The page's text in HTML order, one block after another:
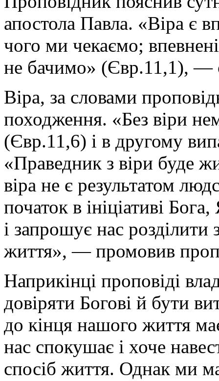
апостола Павла. «Вiра є
чого ми чекаємо;
не бачимо» (Євр.11,1), —
Віра, за словами
походження. «Без віри
(Євр.11,6) і в другому
«Праведник з віри буде
віра не є результатом
початок в ініціативі
і запрошує нас
життя», — промовив
Наприкінці проповіді
довіряти Богові й бути
до кінця нашого життя
нас спокушає і хоче
спосіб життя. Однак ми